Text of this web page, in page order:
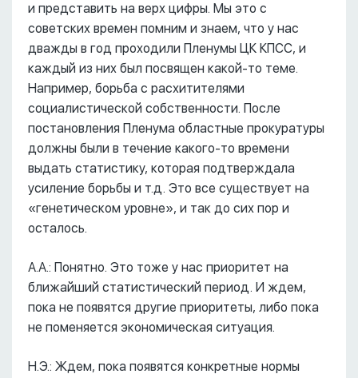
и представить на верх цифры. Мы это с
советских времен помним и знаем, что у нас
дважды в год проходили Пленумы ЦК КПСС, и
каждый из них был посвящен какой-то теме.
Например, борьба с расхитителями
социалистической собственности. После
постановления Пленума областные прокуратуры
должны были в течение какого-то времени
выдать статистику, которая подтверждала
усиление борьбы и т.д. Это все существует на
«генетическом уровне», и так до сих пор и
осталось.
А.А.: Понятно. Это тоже у нас приоритет на
ближайший статистический период. И ждем,
пока не появятся другие приоритеты, либо пока
не поменяется экономическая ситуация.
Н.Э.: Ждем, пока появятся конкретные нормы